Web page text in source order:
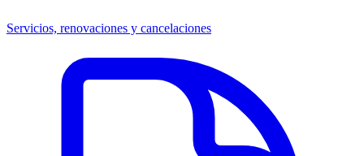
Servicios, renovaciones y cancelaciones